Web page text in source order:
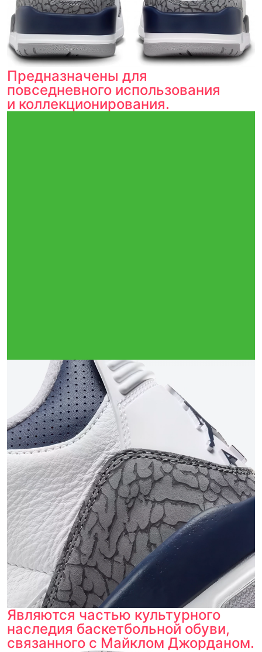
Предназначены для
повседневного использования
и коллекционирования.
Тройная гарантия
оригинальности
Товар сертифицирован и опломбирован.
Проверяем на оригинальность
по 16 параметрам.
Если придёт подделка — вернём деньги
в трёхкратном размере.
Как мы провеяем товары
Являются частью культурного
наследия баскетбольной обуви,
связанного с Майклом Джорданом.